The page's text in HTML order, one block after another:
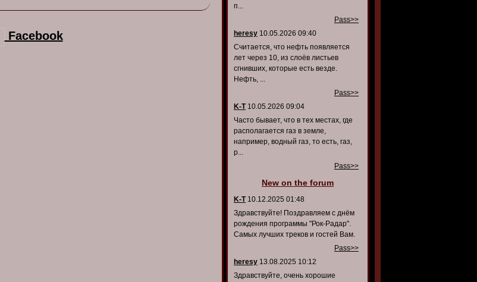
Facebook
п...
Pass>>
heresy 10.05.2026 09:40
Считается, что нефть появляется
лет через 10, из слоёв листьев
сгнивших, которые есть везде.
Нефть, ...
Pass>>
K-T10.05.2026 09:04
Часто бывает, что в тех местах, где
располагается газ в земле,
например, водный газ, то есть, газ,
р...
Pass>>
New on the forum
K-T10.12.2025 01:48
Здравствуйте! Поздравляем с днём
рождения программы "Рок-Радар".
Самых лучших треков и гостей Вам.
Pass>>
heresy 13.08.2025 10:12
Здравствуйте, очень хорошие